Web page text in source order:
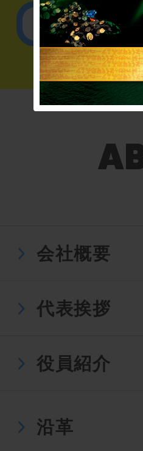
会社概要
代表挨拶
役員紹介
沿革